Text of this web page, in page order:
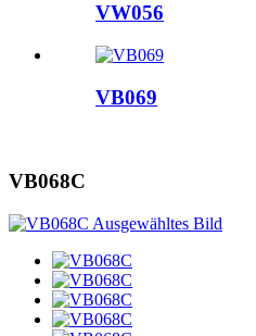
VW056
VB069
VB068C